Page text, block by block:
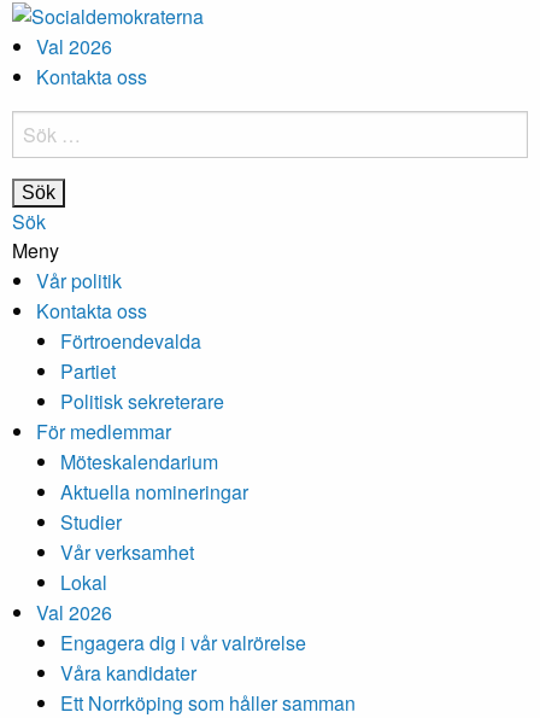
Val 2026
Kontakta oss
Sök
efter:
Sök
Meny
Vår politik
Kontakta oss
Förtroendevalda
Partiet
Politisk sekreterare
För medlemmar
Möteskalendarium
Aktuella nomineringar
Studier
Vår verksamhet
Lokal
Val 2026
Engagera dig i vår valrörelse
Våra kandidater
Ett Norrköping som håller samman